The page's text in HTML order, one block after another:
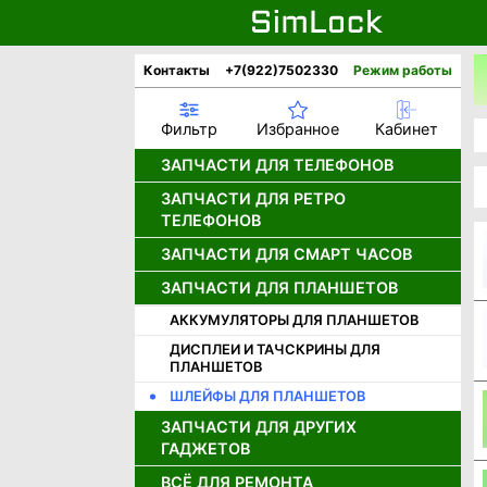
Контакты +7(922)7502330 Режим работы
Фильтр Избранное
Кабинет
ЗАПЧАСТИ ДЛЯ ТЕЛЕФОНОВ
АККУМУЛЯТОРЫ
ДИСПЛЕИ
ДИНАМИКИ
КАМЕРЫ
НИЖНИЕ ПЛАТЫ И РАЗЪЕМЫ
ШЛЕЙФЫ
КОРПУСНЫЕ ЧАСТИ APPLE
КОРПУСНЫЕ ЧАСТИ HUAWEI /
HONOR
КОРПУСНЫЕ ЧАСТИ INFINIX
КОРПУСНЫЕ ЧАСТИ ONEPLUS
ЗАПЧАСТИ ДЛЯ РЕТРО
ТЕЛЕФОНОВ
ДЖОЙСТИКИ ДЛЯ РЕТРО
ТЕЛЕФОНОВ
ДИНАМИКИ ДЛЯ РЕТРО
ТЕЛЕФОНОВ
ДИСПЛЕИ ДЛЯ РЕТРО ТЕЛЕФОНОВ
ЗАРЯДНЫЕ УСТРОЙСТВА
КНОПКИ ВКЛЮЧЕНИЯ
КОРПУСА ALCATEL, ERICSSON, LG
КОРПУСА MOTOROLA
ЗАПЧАСТИ ДЛЯ СМАРТ ЧАСОВ
ДИСПЛЕИ ДЛЯ СМАРТ ЧАСОВ
АККУМУЛЯТОРЫ ДЛЯ СМАРТ
ЗАПЧАСТИ ДЛЯ ПЛАНШЕТОВ
АККУМУЛЯТОРЫ ДЛЯ ПЛАНШЕТОВ
ДИСПЛЕИ И ТАЧСКРИНЫ ДЛЯ
ПЛАНШЕТОВ
ШЛЕЙФЫ ДЛЯ ПЛАНШЕТОВ
ЗАПЧАСТИ ДЛЯ ДРУГИХ
ГАДЖЕТОВ
ЗАПЧАСТИ ДЛЯ ИГРОВЫХ
ВСЁ ДЛЯ РЕМОНТА